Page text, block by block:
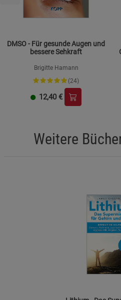
DMSO - Für gesunde Augen und
bessere Sehkraft
Brigitte Hamann
(24)
12,40 €
Weitere